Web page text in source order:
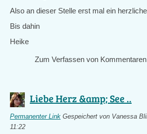
Also an dieser Stelle erst mal ein
Bis dahin
Heike
Zum Verfassen von
Liebe Herz &amp; See ..
Permanenter Link Gespeichert von Vanessa
11:22